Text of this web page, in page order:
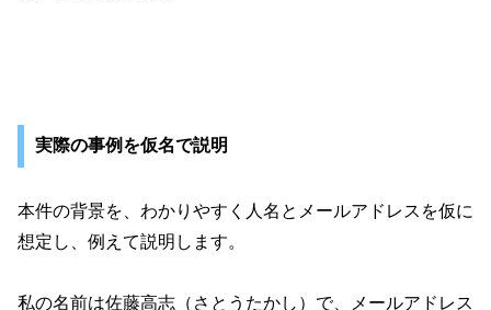
実際の事例を仮名で説明
本件の背景を、わかりやすく人名とメールアドレスを仮に
想定し、例えて説明します。
私の名前は佐藤高志（さとうたかし）で、メールアドレス